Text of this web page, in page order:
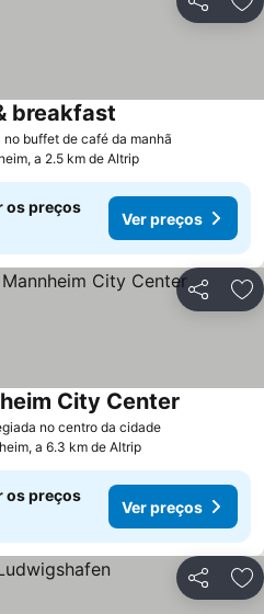
Partilhar
buffet de café da manhã
breakfast
a 2.5 km de Altrip
os preços
Ver preços
Partilhar
no centro da cidade
City Center
a 6.3 km de Altrip
os preços
Ver preços
Partilhar